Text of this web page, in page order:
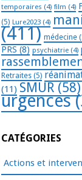
temporaires (4) film (4)
(5) Lure2023 (4)
(411) médecine
PRS (8) psychiatrie (4)
Retraites (5)
(11) SMUR (58)
urgences
CATÉGORIES
Actions et